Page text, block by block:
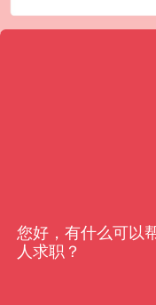
您好，有什么可以
人求职？